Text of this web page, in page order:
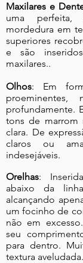
Maxilares e
uma perfeita,
mordedura em
superiores
e são
maxilares..
Olhos: Em
proeminentes,
profundamente.
tons de
clara. De
claros ou
indesejáveis.
Orelhas:
abaixo da
alcançando
um focinho de
não em
seu
para dentro.
textura aveludada.